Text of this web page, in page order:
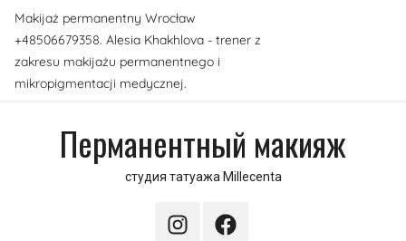
Перейти
содержимому
Makijaż permanentny Wrocław
+48506679358. Alesia Khakhlova - trener z
zakresu makijażu permanentnego i
mikropigmentacji medycznej.
Перманентный макияж
студия татуажа Millecenta
InstagramFacebook